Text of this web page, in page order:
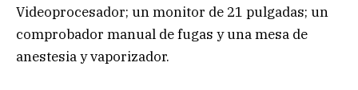
Videoprocesador; un monitor de 21 pulgadas; un
comprobador manual de fugas y una mesa de
anestesia y vaporizador.